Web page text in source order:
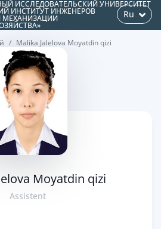
ИССЛЕДОВАТЕЛЬСКИЙ УНИВЕРСИТЕТ
ИНСТИТУТ ИНЖЕНЕРОВ
МЕХАНИЗАЦИИ Ru
Malika Jalelova Moyatdin qizi
Moyatdin qizi
Assistent